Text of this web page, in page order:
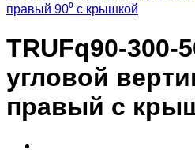
правый 90⁰ с крышкой
TRUFq90-300-
угловой
правый с